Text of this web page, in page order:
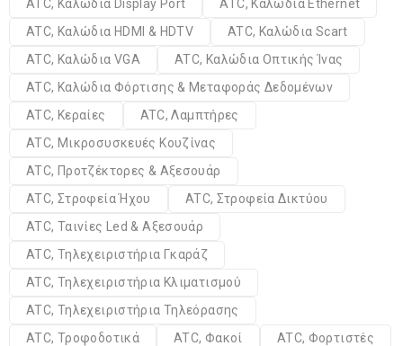
ATC, Καλώδια Display Port
ATC, Καλώδια Ethernet
ATC, Καλώδια HDMI & HDTV
ATC, Καλώδια Scart
ATC, Καλώδια VGA
ATC, Καλώδια Οπτικής Ίνας
ATC, Καλώδια Φόρτισης & Μεταφοράς Δεδομένων
ATC, Κεραίες
ATC, Λαμπτήρες
ATC, Μικροσυσκευές Κουζίνας
ATC, Προτζέκτορες & Αξεσουάρ
ATC, Στροφεία Ήχου
ATC, Στροφεία Δικτύου
ATC, Ταινίες Led & Αξεσουάρ
ATC, Τηλεχειριστήρια Γκαράζ
ATC, Τηλεχειριστήρια Κλιματισμού
ATC, Τηλεχειριστήρια Τηλεόρασης
ATC, Τροφοδοτικά
ATC, Φακοί
ATC, Φορτιστές